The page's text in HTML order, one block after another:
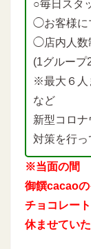
○毎日スタ
◯お客様に
◯店内人数
(1グループ
※最大６人
など
新型コロナ
対策を行っ
※当面の間
御饌cacaoの
チョコレー
休ませてい